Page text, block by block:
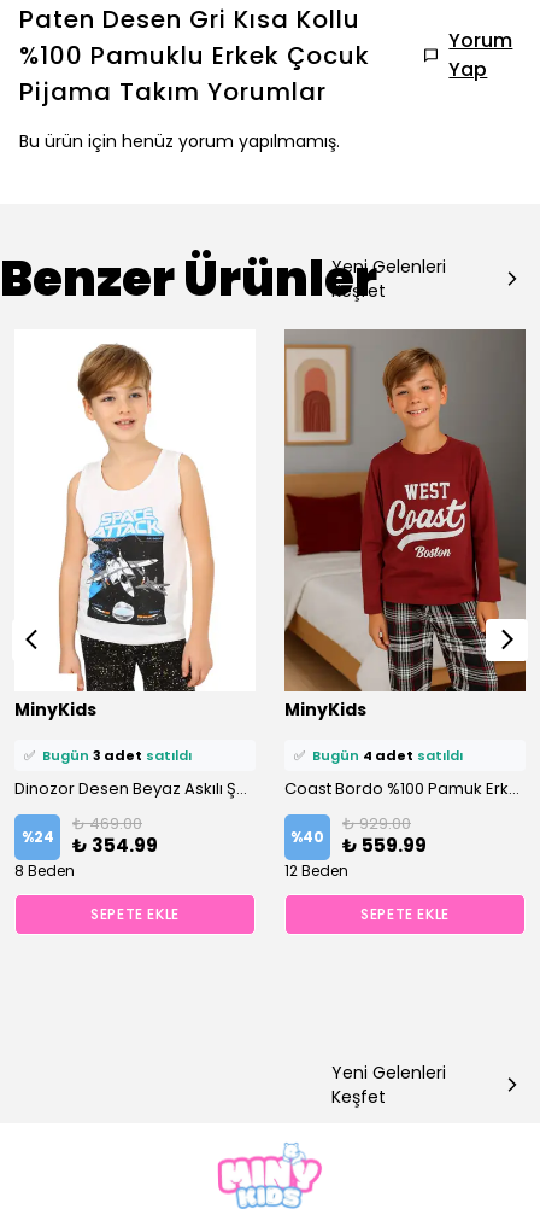
Paten Desen Gri Kısa Kollu
%100 Pamuklu Erkek Çocuk
Pijama Takım Yorumlar
Yorum
Yap
Bu ürün için henüz yorum yapılmamış.
Benzer ÜrünlerYeni Gelenleri
Keşfet
MinyKids
Bu ürünü12 kişi favoriledi!
9 kişi
✅ Bugün 3 adet satıldı
Dinozor Desen Beyaz Askılı Şortlu %100 Pamuklu Erkek Çocuk Pijama Takım
%24
₺ 469.00
₺ 354.99
8 Beden
SEPETE EKLE
MinyKids
⭐️ Bu ürünü12 kişifavoriledi!
7 kişi
✅ Bugün 4 adet satıldı
Coast Bordo %100 Pamuk Erkek Çocuk Pijama Takım
%40
₺ 929.00
₺ 559.99
12 Beden
SEPETE EKLE
Yeni Gelenleri
Keşfet